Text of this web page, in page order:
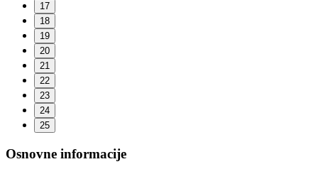
17
18
19
20
21
22
23
24
25
Osnovne informacije